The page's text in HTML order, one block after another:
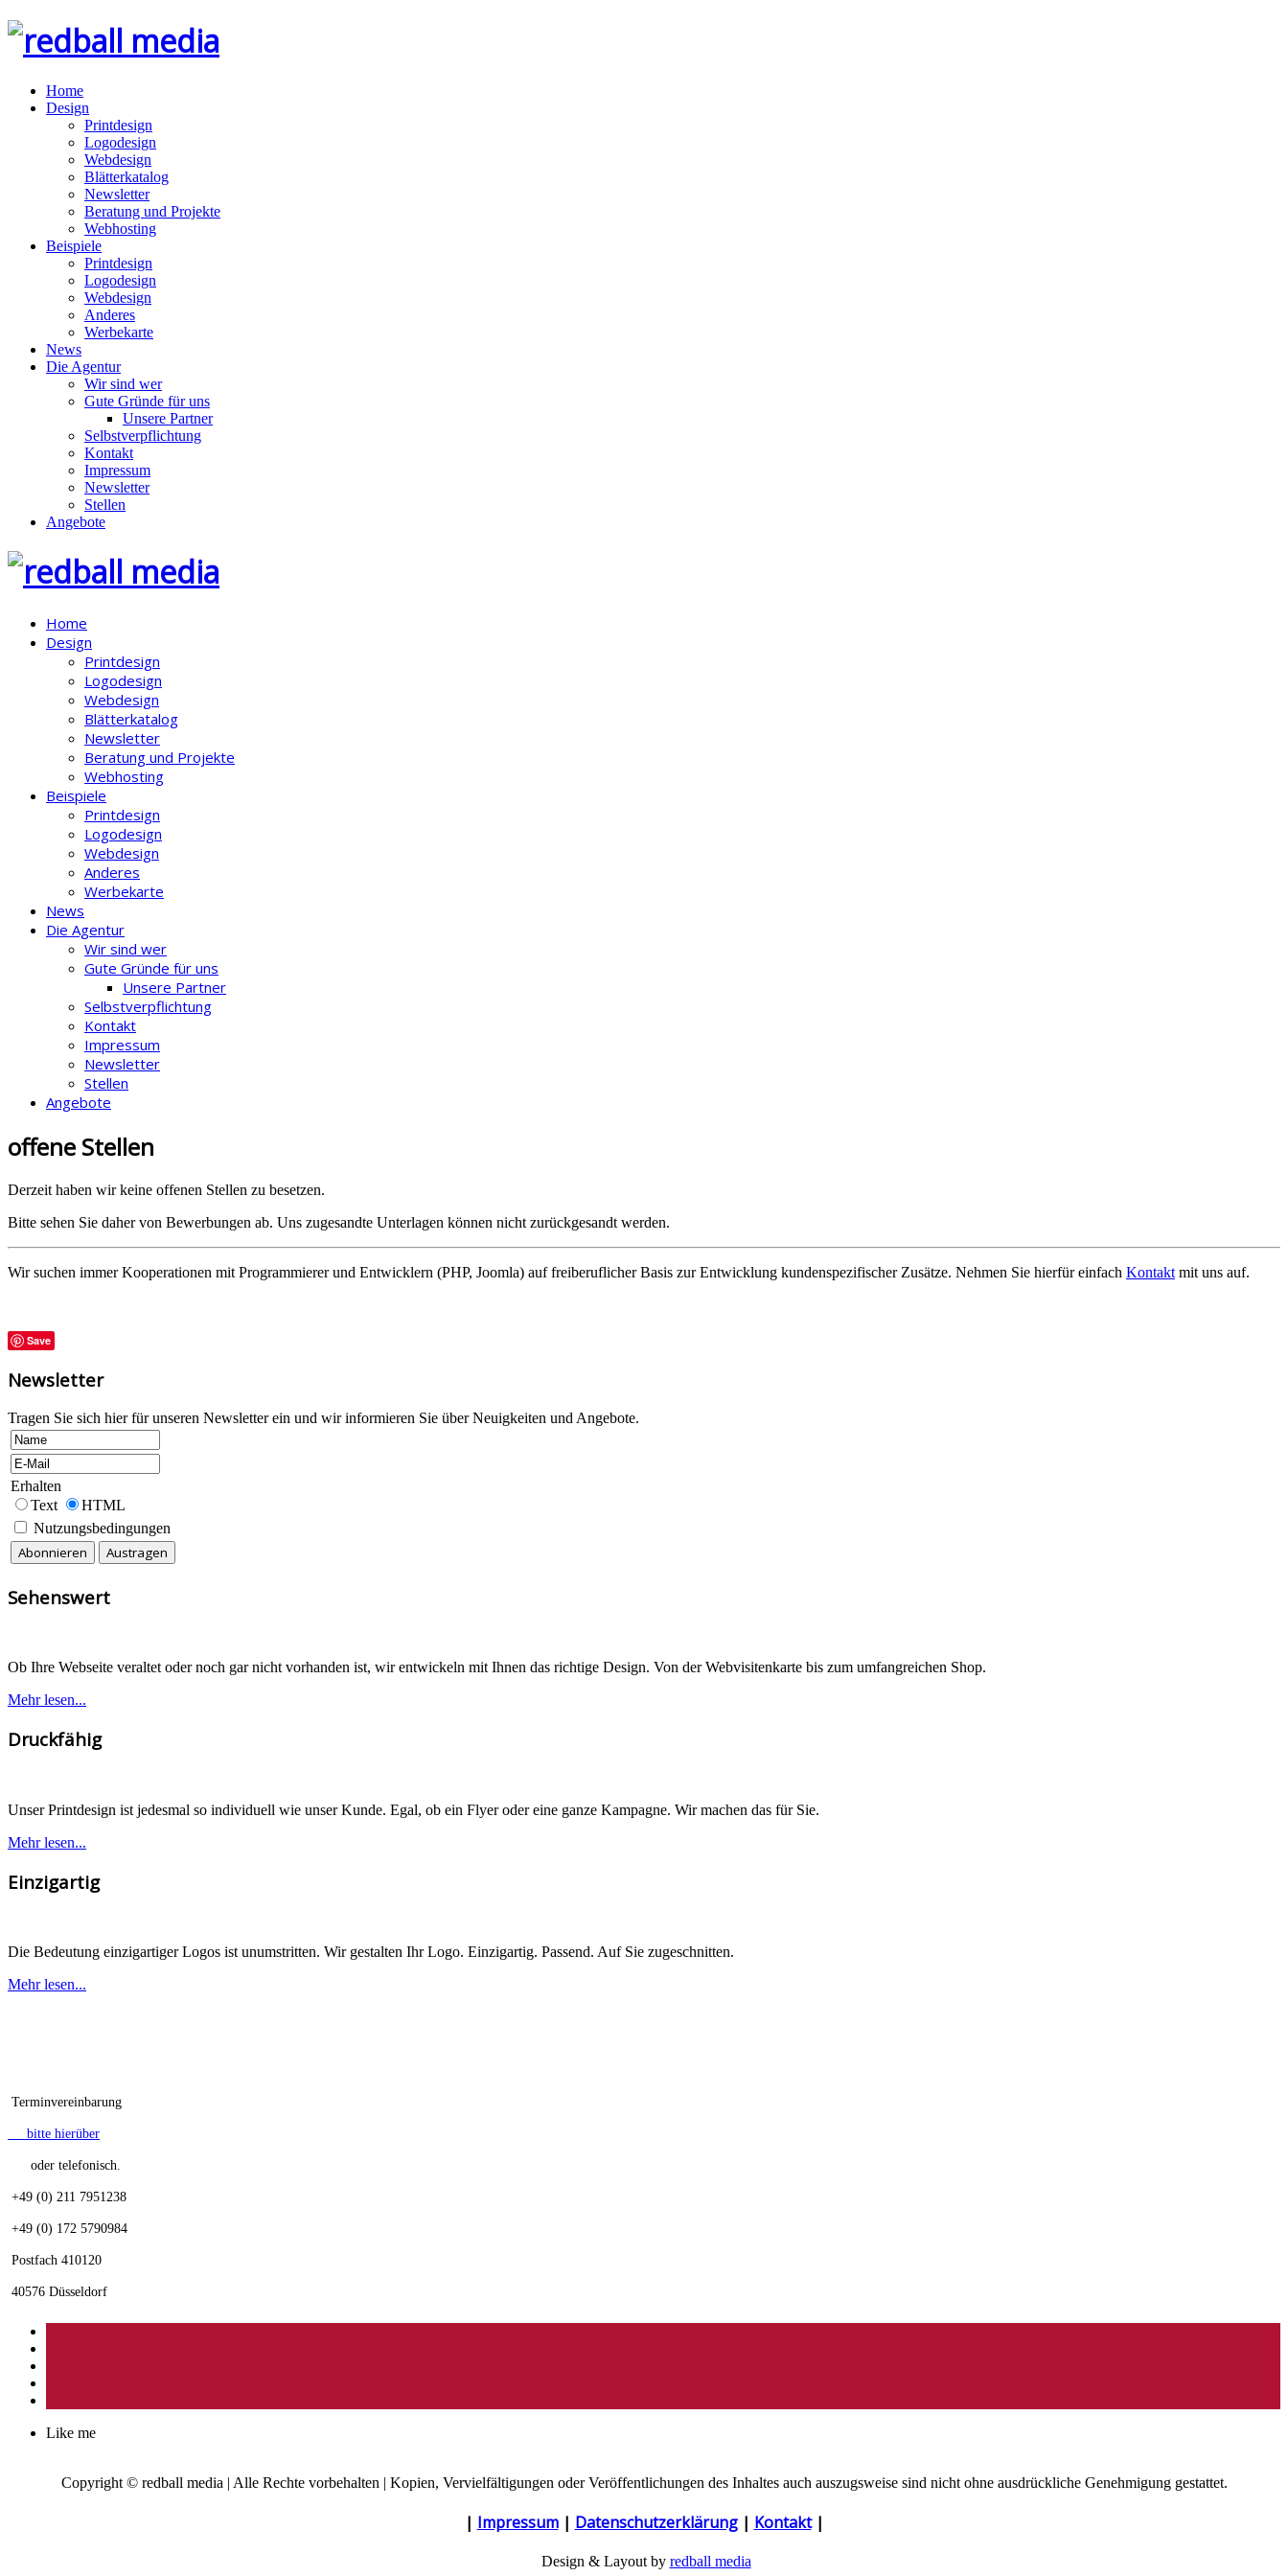
Home
Design
Printdesign
Logodesign
Webdesign
Blätterkatalog
Newsletter
Beratung und Projekte
Webhosting
Beispiele
Printdesign
Logodesign
Webdesign
Anderes
Werbekarte
News
Die Agentur
Wir sind wer
Gute Gründe für uns
Unsere Partner
Selbstverpflichtung
Kontakt
Impressum
Newsletter
Stellen
Angebote
Home
Design
Printdesign
Logodesign
Webdesign
Blätterkatalog
Newsletter
Beratung und Projekte
Webhosting
Beispiele
Printdesign
Logodesign
Webdesign
Anderes
Werbekarte
News
Die Agentur
Wir sind wer
Gute Gründe für uns
Unsere Partner
Selbstverpflichtung
Kontakt
Impressum
Newsletter
Stellen
Angebote
offene Stellen
Derzeit haben wir keine offenen Stellen zu besetzen.
Bitte sehen Sie daher von Bewerbungen ab. Uns zugesandte Unterlagen können nicht zurückgesandt werden.
Wir suchen immer Kooperationen mit Programmierer und Entwicklern (PHP, Joomla) auf freiberuflicher Basis zur Entwicklung kundenspezifischer Zusätze. Nehmen Sie hierfür einfach Kontakt mit uns auf.
Save
Newsletter
Tragen Sie sich hier für unseren Newsletter ein und wir informieren Sie über Neuigkeiten und Angebote.
Erhalten
Text
HTML
Nutzungsbedingungen
Sehenswert
Ob Ihre Webseite veraltet oder noch gar nicht vorhanden ist, wir entwickeln mit Ihnen das richtige Design. Von der Webvisitenkarte bis zum umfangreichen Shop.
Mehr lesen...
Druckfähig
Unser Printdesign ist jedesmal so individuell wie unser Kunde. Egal, ob ein Flyer oder eine ganze Kampagne. Wir machen das für Sie.
Mehr lesen...
Einzigartig
Die Bedeutung einzigartiger Logos ist unumstritten. Wir gestalten Ihr Logo. Einzigartig. Passend. Auf Sie zugeschnitten.
Mehr lesen...
Terminvereinbarung
bitte hierüber
oder telefonisch.
+49 (0) 211 7951238
+49 (0) 172 5790984
Postfach 410120
40576 Düsseldorf
Like me
Copyright © redball media | Alle Rechte vorbehalten | Kopien, Vervielfältigungen oder Veröffentlichungen des Inhaltes auch auszugsweise sind nicht ohne ausdrückliche Genehmigung gestattet.
| Impressum| Datenschutzerklärung| Kontakt|
Design & Layout by redball media